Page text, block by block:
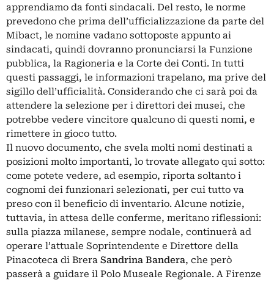
apprendiamo da fonti sindacali. Del resto, le norme
prevedono che prima dell’ufficializzazione da parte del
Mibact, le nomine vadano sottoposte appunto ai
sindacati, quindi dovranno pronunciarsi la Funzione
pubblica, la Ragioneria e la Corte dei Conti. In tutti
questi passaggi, le informazioni trapelano, ma prive del
sigillo dell’ufficialità. Considerando che ci sarà poi da
attendere la selezione per i direttori dei musei, che
potrebbe vedere vincitore qualcuno di questi nomi, e
rimettere in gioco tutto.
Il nuovo documento, che svela molti nomi destinati a
posizioni molto importanti, lo trovate allegato qui sotto:
come potete vedere, ad esempio, riporta soltanto i
cognomi dei funzionari selezionati, per cui tutto va
preso con il beneficio di inventario. Alcune notizie,
tuttavia, in attesa delle conferme, meritano riflessioni:
sulla piazza milanese, sempre nodale, continuerà ad
operare l’attuale Soprintendente e Direttore della
Pinacoteca di Brera Sandrina Bandera, che però
passerà a guidare il Polo Museale Regionale. A Firenze